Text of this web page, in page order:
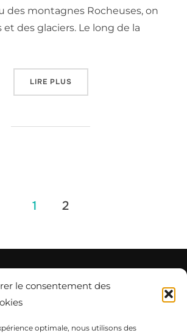
le consentement des
optimale, nous utilisons des
des montagnes Rocheuses, on
et des glaciers. Le long de la
LIRE PLUS« LA PROMENADE DES
1 2